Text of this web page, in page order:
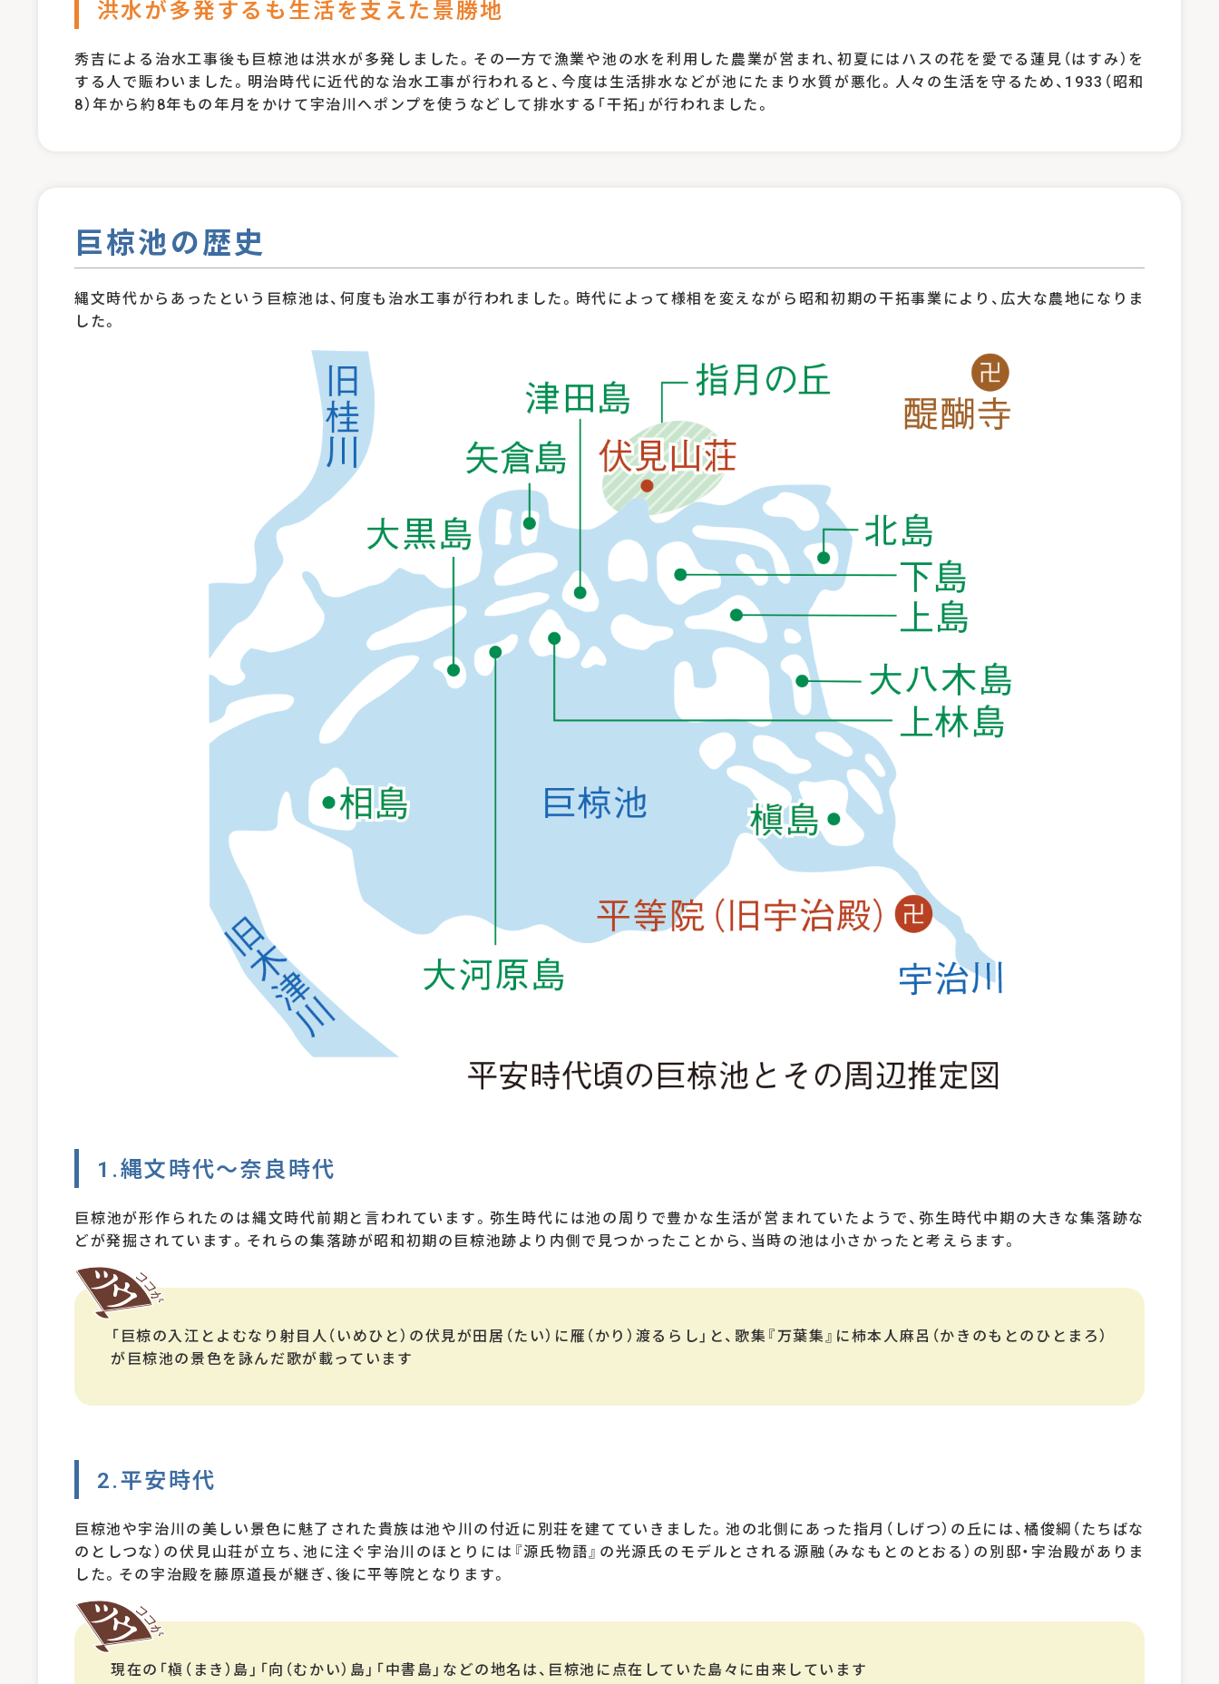
洪水が多発するも生活を支えた景勝地
秀吉による治水工事後も巨椋池は洪水が多発しました。その一方で漁業や池の水を利用した農業が営まれ、初夏にはハスの花を愛でる蓮見（はすみ）を
する人で賑わいました。明治時代に近代的な治水工事が行われると、今度は生活排水などが池にたまり水質が悪化。人々の生活を守るため、1933（昭和
8）年から約8年もの年月をかけて宇治川へポンプを使うなどして排水する「干拓」が行われました。
巨椋池の歴史
縄文時代からあったという巨椋池は、何度も治水工事が行われました。時代によって様相を変えながら昭和初期の干拓事業により、広大な農地になりま
した。
1.縄文時代～奈良時代
巨椋池が形作られたのは縄文時代前期と言われています。弥生時代には池の周りで豊かな生活が営まれていたようで、弥生時代中期の大きな集落跡な
どが発掘されています。それらの集落跡が昭和初期の巨椋池跡より内側で見つかったことから、当時の池は小さかったと考えらます。
「巨椋の入江とよむなり射目人（いめひと）の伏見が田居（たい）に雁（かり）渡るらし」と、歌集『万葉集』に柿本人麻呂（かきのもとのひとまろ）
が巨椋池の景色を詠んだ歌が載っています
2.平安時代
巨椋池や宇治川の美しい景色に魅了された貴族は池や川の付近に別荘を建てていきました。池の北側にあった指月（しげつ）の丘には、橘俊綱（たちばな
のとしつな）の伏見山荘が立ち、池に注ぐ宇治川のほとりには『源氏物語』の光源氏のモデルとされる源融（みなもとのとおる）の別邸・宇治殿がありま
した。その宇治殿を藤原道長が継ぎ、後に平等院となります。
現在の「槇（まき）島」「向（むかい）島」「中書島」などの地名は、巨椋池に点在していた島々に由来しています